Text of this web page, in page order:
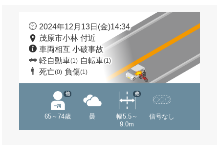
2024年12月13日(金)14:34
茂原市小林 付近
車両相互 小破事故
軽自動車(1) 自転車(1)
死亡(0) 負傷(1)
65～74歳
他
曇
幅5.5～
9.0m
他
信号なし